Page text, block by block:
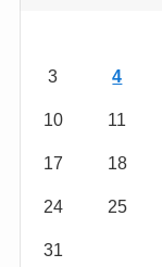
3 4
10 11
17 18
24 25
31